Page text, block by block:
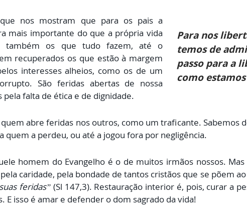
Para nos
temos de
passo para a
como
nos mostram que para os pais a
mais importante do que a própria vida
também os que tudo fazem, até o
recuperados os que estão à margem
interesses alheios, como os de um
São feridas abertas de nossa
pela falta de ética e de dignidade.
abre feridas nos outros, como um traficante. Sabemos
quem a perdeu, ou até a jogou fora por negligência.
homem do Evangelho é o de muitos irmãos nossos.
caridade, pela bondade de tantos cristãos que se põem
feridas” (Sl 147,3). Restauração interior é, pois, curar a
E isso é amar e defender o dom sagrado da vida!